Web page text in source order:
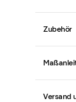
Zubehör
Versand